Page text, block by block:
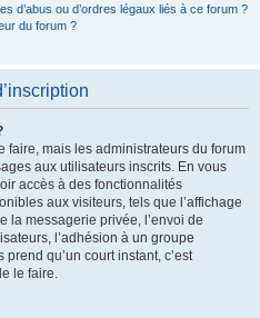
d’abus ou d’ordres légaux liés à ce forum ?
du forum ?
faire, mais les administrateurs du forum
aux utilisateurs inscrits. En vous
accès à des fonctionnalités
aux visiteurs, tels que l’affichage
la messagerie privée, l’envoi de
l’adhésion à un groupe
prend qu’un court instant, c’est
le faire.